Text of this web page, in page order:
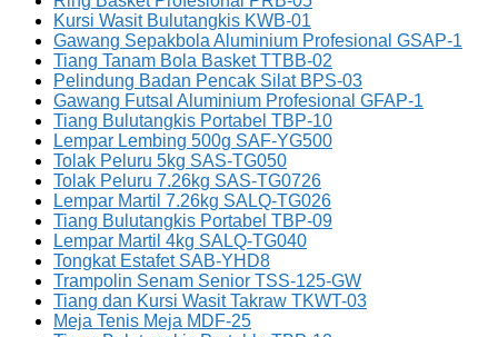
Kursi Wasit Bulutangkis KWB-01
Gawang Sepakbola Aluminium Profesional GSAP-1
Tiang Tanam Bola Basket TTBB-02
Pelindung Badan Pencak Silat BPS-03
Gawang Futsal Aluminium Profesional GFAP-1
Tiang Bulutangkis Portabel TBP-10
Lempar Lembing 500g SAF-YG500
Tolak Peluru 5kg SAS-TG050
Tolak Peluru 7.26kg SAS-TG0726
Lempar Martil 7.26kg SALQ-TG026
Tiang Bulutangkis Portabel TBP-09
Lempar Martil 4kg SALQ-TG040
Tongkat Estafet SAB-YHD8
Trampolin Senam Senior TSS-125-GW
Tiang dan Kursi Wasit Takraw TKWT-03
Meja Tenis Meja MDF-25